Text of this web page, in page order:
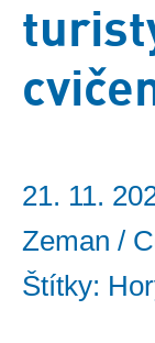
21. 11.
Zeman /
Štítky: